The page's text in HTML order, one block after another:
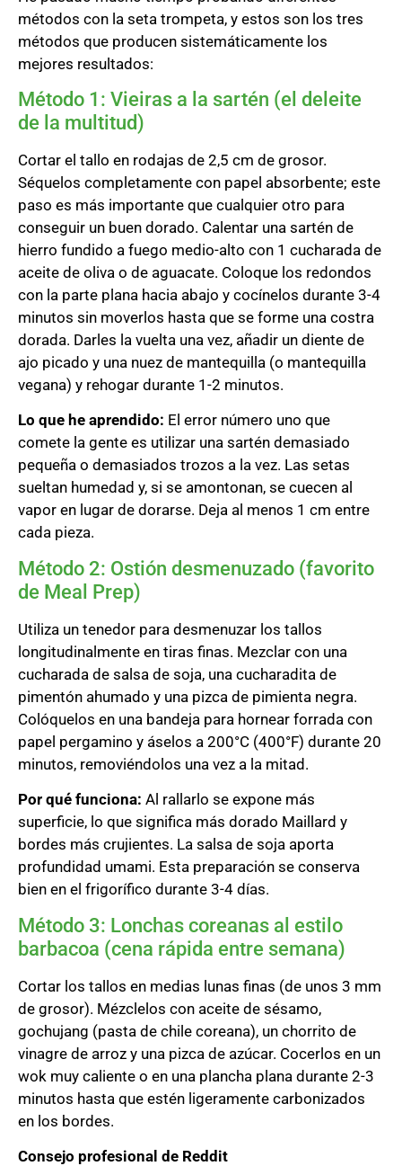
métodos con la seta trompeta, y estos son los tres
métodos que producen sistemáticamente los
mejores resultados:
Método 1: Vieiras a la sartén (el deleite
de la multitud)
Cortar el tallo en rodajas de 2,5 cm de grosor.
Séquelos completamente con papel absorbente; este
paso es más importante que cualquier otro para
conseguir un buen dorado. Calentar una sartén de
hierro fundido a fuego medio-alto con 1 cucharada de
aceite de oliva o de aguacate. Coloque los redondos
con la parte plana hacia abajo y cocínelos durante 3-4
minutos sin moverlos hasta que se forme una costra
dorada. Darles la vuelta una vez, añadir un diente de
ajo picado y una nuez de mantequilla (o mantequilla
vegana) y rehogar durante 1-2 minutos.
Lo que he aprendido: El error número uno que
comete la gente es utilizar una sartén demasiado
pequeña o demasiados trozos a la vez. Las setas
sueltan humedad y, si se amontonan, se cuecen al
vapor en lugar de dorarse. Deja al menos 1 cm entre
cada pieza.
Método 2: Ostión desmenuzado (favorito
de Meal Prep)
Utiliza un tenedor para desmenuzar los tallos
longitudinalmente en tiras finas. Mezclar con una
cucharada de salsa de soja, una cucharadita de
pimentón ahumado y una pizca de pimienta negra.
Colóquelos en una bandeja para hornear forrada con
papel pergamino y áselos a 200°C (400°F) durante 20
minutos, removiéndolos una vez a la mitad.
Por qué funciona: Al rallarlo se expone más
superficie, lo que significa más dorado Maillard y
bordes más crujientes. La salsa de soja aporta
profundidad umami. Esta preparación se conserva
bien en el frigorífico durante 3-4 días.
Método 3: Lonchas coreanas al estilo
barbacoa (cena rápida entre semana)
Cortar los tallos en medias lunas finas (de unos 3 mm
de grosor). Mézclelos con aceite de sésamo,
gochujang (pasta de chile coreana), un chorrito de
vinagre de arroz y una pizca de azúcar. Cocerlos en un
wok muy caliente o en una plancha plana durante 2-3
minutos hasta que estén ligeramente carbonizados
en los bordes.
Consejo profesional de Reddit